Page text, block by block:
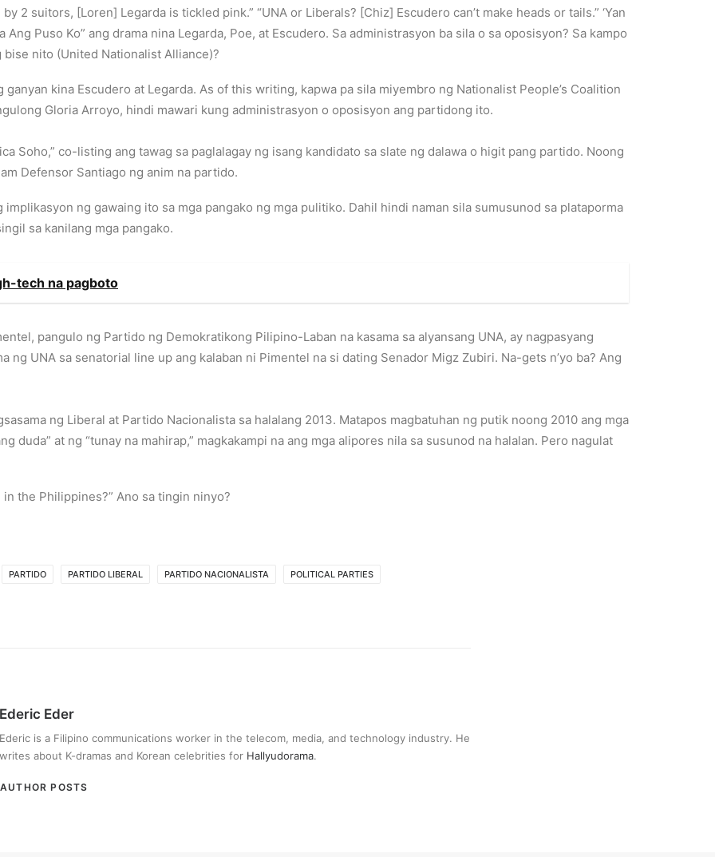
2 suitors, [Loren] Legarda is tickled pink.” “UNA or Liberals? [Chiz] Escudero can’t make heads or tails.” ‘Yan
Ang Puso Ko” ang drama nina Legarda, Poe, at Escudero. Sa administrasyon ba sila o sa oposisyon? Sa kampo
nito (United Nationalist Alliance)?
ganyan kina Escudero at Legarda. As of this writing, kapwa pa sila miyembro ng Nationalist People’s Coalition
Gloria Arroyo, hindi mawari kung administrasyon o oposisyon ang partidong ito.
Soho,” co-listing ang tawag sa paglalagay ng isang kandidato sa slate ng dalawa o higit pang partido. Noong
Defensor Santiago ng anim na partido.
ng gawaing ito sa mga pangako ng mga pulitiko. Dahil hindi naman sila sumusunod sa plataporma
sa kanilang mga pangako.
tech na pagboto
pangulo ng Partido ng Demokratikong Pilipino-Laban na kasama sa alyansang UNA, ay nagpasyang
ng UNA sa senatorial line up ang kalaban ni Pimentel na si dating Senador Migz Zubiri. Na-gets n’yo ba? Ang
ng Liberal at Partido Nacionalista sa halalang 2013. Matapos magbatuhan ng putik noong 2010 ang mga
duda” at ng “tunay na mahirap,” magkakampi na ang mga alipores nila sa susunod na halalan. Pero nagulat
the Philippines?” Ano sa tingin ninyo?
PARTIDO PARTIDO LIBERAL PARTIDO NACIONALISTA POLITICAL PARTIES
Ederic Eder
Ederic is a Filipino communications worker in the telecom, media, and technology industry. He
writes about K-dramas and Korean celebrities for Hallyudorama.
AUTHOR POSTS